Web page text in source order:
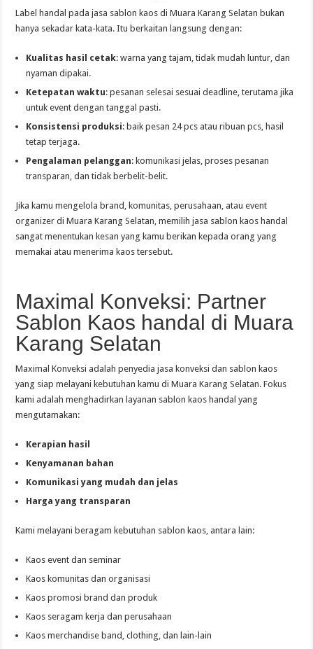
Label handal pada jasa sablon kaos di Muara Karang Selatan bukan
hanya sekadar kata-kata. Itu berkaitan langsung dengan:
Kualitas hasil cetak: warna yang tajam, tidak mudah luntur, dan
nyaman dipakai.
Ketepatan waktu: pesanan selesai sesuai deadline, terutama jika
untuk event dengan tanggal pasti.
Konsistensi produksi: baik pesan 24 pcs atau ribuan pcs, hasil
tetap terjaga.
Pengalaman pelanggan: komunikasi jelas, proses pesanan
transparan, dan tidak berbelit-belit.
Jika kamu mengelola brand, komunitas, perusahaan, atau event
organizer di Muara Karang Selatan, memilih jasa sablon kaos handal
sangat menentukan kesan yang kamu berikan kepada orang yang
memakai atau menerima kaos tersebut.
Maximal Konveksi: Partner
Sablon Kaos handal di Muara
Karang Selatan
Maximal Konveksi adalah penyedia jasa konveksi dan sablon kaos
yang siap melayani kebutuhan kamu di Muara Karang Selatan. Fokus
kami adalah menghadirkan layanan sablon kaos handal yang
mengutamakan:
Kerapian hasil
Kenyamanan bahan
Komunikasi yang mudah dan jelas
Harga yang transparan
Kami melayani beragam kebutuhan sablon kaos, antara lain:
Kaos event dan seminar
Kaos komunitas dan organisasi
Kaos promosi brand dan produk
Kaos seragam kerja dan perusahaan
Kaos merchandise band, clothing, dan lain-lain